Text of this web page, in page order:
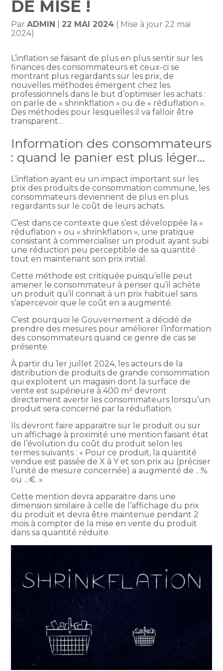
DE MISE !
ParADMIN 22 MAI 2024 ( Mise à jour 22 mai
2024)
L’inflation se faisant de plus en plus sentir sur les
finances des consommateurs et ceux-ci se
montrant plus regardants sur les prix, de
nouvelles méthodes émergent chez les
professionnels dans le but d’optimiser les achats :
on parle de « shrinkflation » ou de « réduflation ».
Des méthodes pour lesquelles il va falloir être
transparent…
Information des consommateurs
: quand le panier est plus léger…
L’inflation ayant eu un impact important sur les
prix des produits de consommation commune, les
consommateurs deviennent de plus en plus
regardants sur le coût de leurs achats.
C’est dans ce contexte que s’est développée la «
réduflation » ou « shrinkflation », une pratique
consistant à commercialiser un produit ayant subi
une réduction peu perceptible de sa quantité
tout en maintenant son prix initial.
Cette méthode est critiquée puisqu’elle peut
amener le consommateur à penser qu’il achète
un produit qu’il connait à un prix habituel sans
s’apercevoir que le coût en a augmenté.
C’est pourquoi le Gouvernement a décidé de
prendre des mesures pour améliorer l’information
des consommateurs quand ce genre de cas se
présente.
À partir du 1er juillet 2024, les acteurs de la
distribution de produits de grande consommation
qui exploitent un magasin dont la surface de
vente est supérieure à 400 m² devront
directement avertir les consommateurs lorsqu’un
produit sera concerné par la réduflation.
Ils devront faire apparaitre sur le produit ou sur
un affichage à proximité une mention faisant état
de l’évolution du coût du produit selon les
termes suivants : « Pour ce produit, la quantité
vendue est passée de X à Y et son prix au (préciser
l’unité de mesure concernée) a augmenté de …%
ou …€. »
Cette mention devra apparaitre dans une
dimension similaire à celle de l’affichage du prix
du produit et devra être maintenue pendant 2
mois à compter de la mise en vente du produit
dans sa quantité réduite.